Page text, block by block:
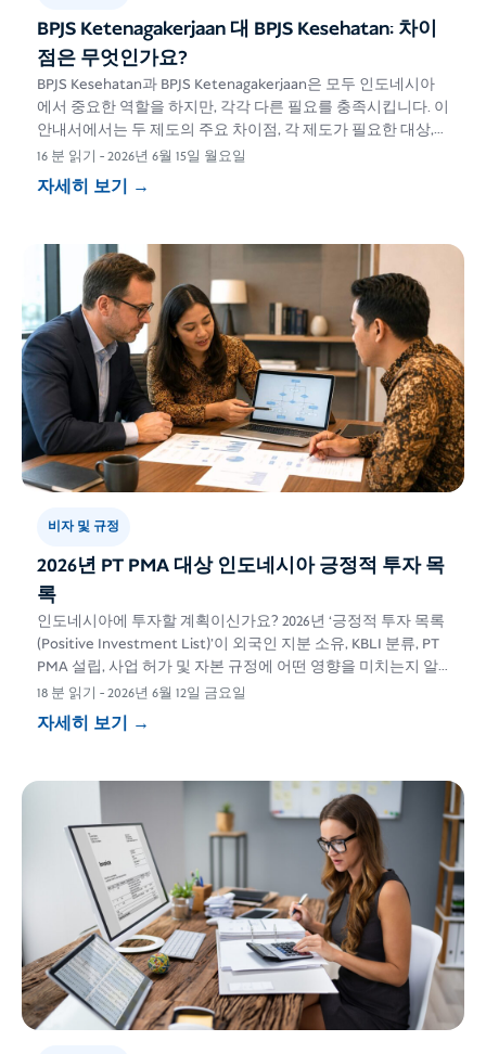
BPJS Ketenagakerjaan 대 BPJS Kesehatan: 차이
점은 무엇인가요?
BPJS Kesehatan과 BPJS Ketenagakerjaan은 모두 인도네시아
에서 중요한 역할을 하지만, 각각 다른 필요를 충족시킵니다. 이
안내서에서는 두 제도의 주요 차이점, 각 제도가 필요한 대상,
보장 범위 등을 설명합니다,…
16 분 읽기 -2026년 6월 15일 월요일
자세히 보기 →
비자 및 규정
2026년 PT PMA 대상 인도네시아 긍정적 투자 목
록
인도네시아에 투자할 계획이신가요? 2026년 ‘긍정적 투자 목록
(Positive Investment List)’이 외국인 지분 소유, KBLI 분류, PT
PMA 설립, 사업 허가 및 자본 규정에 어떤 영향을 미치는지 알
아보세요.
18 분 읽기 -2026년 6월 12일 금요일
자세히 보기 →